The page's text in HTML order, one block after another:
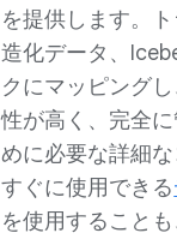
を提供します。
造化データ、
クにマッピング
性が高く、完全
めに必要な詳細
すぐに使用できる
を使用することも